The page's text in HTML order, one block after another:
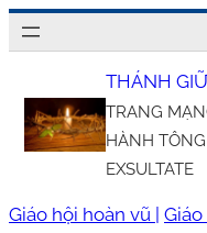
Chuyển
đến
nội
dung
THÁNH
TRANG
HÀNH
EXSULTATE
Giáo hội hoàn vũ |